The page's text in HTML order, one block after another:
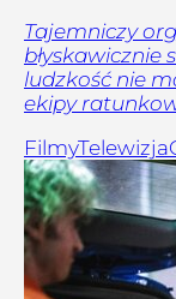
Tajemniczy
błyskawicznie
ludzkość nie
ekipy
FilmyTelewizja